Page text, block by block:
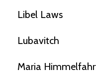
Libel Laws
Lubavitch
Maria